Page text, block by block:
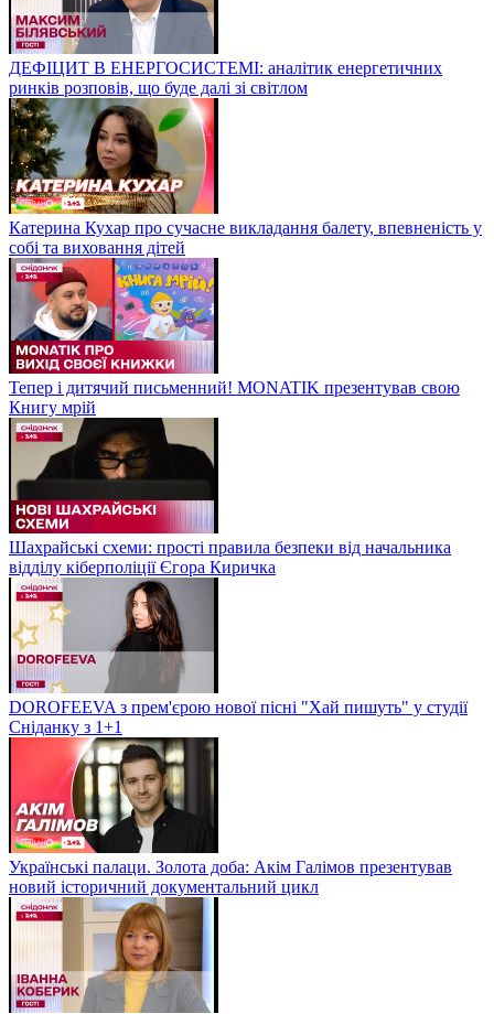
ДЕФІЦИТ В ЕНЕРГОСИСТЕМІ: аналітик енергетичних
ринків розповів, що буде далі зі світлом
Катерина Кухар про сучасне викладання балету, впевненість у
собі та виховання дітей
Тепер і дитячий письменний! MONATIK презентував свою
Книгу мрій
Шахрайські схеми: прості правила безпеки від начальника
відділу кіберполіції Єгора Киричка
DOROFEEVA з прем'єрою нової пісні "Хай пишуть" у студії
Сніданку з 1+1
Українські палаци. Золота доба: Акім Галімов презентував
новий історичний документальний цикл